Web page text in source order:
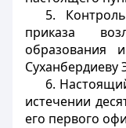
5.
приказа
образования
Суханбердиеву
6.
истечении
его первого